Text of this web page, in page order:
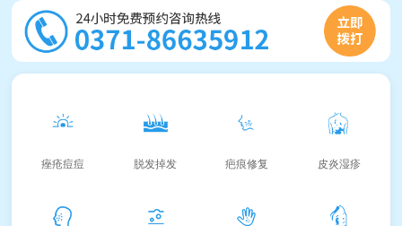
痤疮痘痘 脱发掉发 疤痕修复 皮炎湿疹